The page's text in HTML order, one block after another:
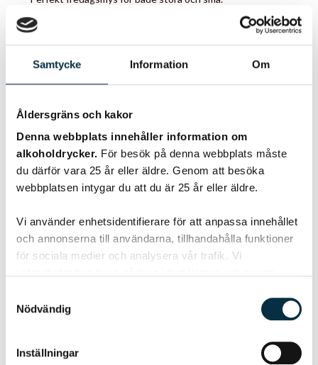
Samtycke Information Om
Åldersgräns och kakor
Denna webbplats innehåller information om
alkoholdrycker. För besök på denna webbplats måste
du därför vara 25 år eller äldre. Genom att besöka
webbplatsen intygar du att du är 25 år eller äldre.
Vi använder enhetsidentifierare för att anpassa innehållet
och annonserna till användarna, tillhandahålla funktioner
för sociala medier och analysera vår trafik. Vi
annons- och analysföretag som vi samarbetar med.
Dessa kan i sin tur kombinera informationen med annan
information som du har tillhandahållit eller som de har
samlat in när du har använt deras tjänster.
Nödvändig
Inställningar
@pytte24
Enkel att tillaga.